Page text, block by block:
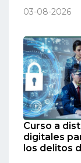
03-08-2026
Curso a
digitales
los delitos